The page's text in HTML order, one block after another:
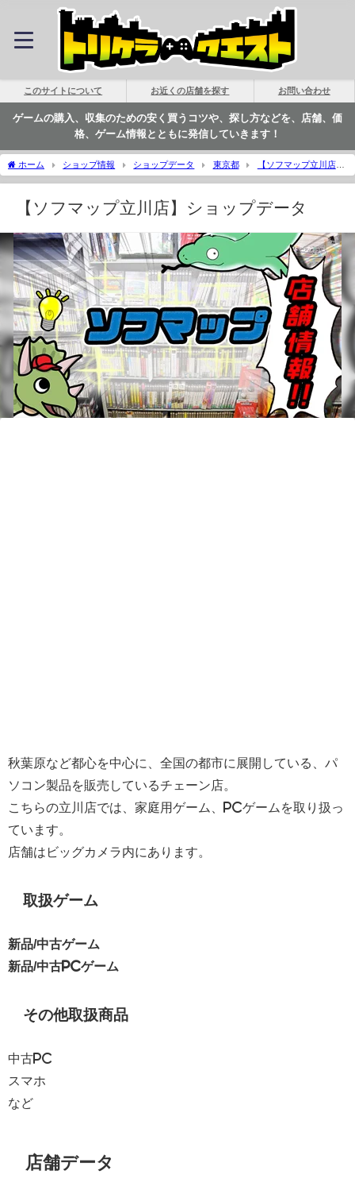
このサイトについて お近くの店舗を探す お問い合わせ
ゲームの購入、収集のための安く買うコツや、探し方などを、店舗、価
格、ゲーム情報とともに発信していきます！
ホーム ショップ情報 ショップデータ 東京都
【ソフマップ立川店】
ショップデータ | トリケラクエスト
【ソフマップ立川店】ショップデータ
秋葉原など都心を中心に、全国の都市に展開している、パ
ソコン製品を販売しているチェーン店。
こちらの立川店では、家庭用ゲーム、PCゲームを取り扱っ
ています。
店舗はビッグカメラ内にあります。
取扱ゲーム
新品/中古ゲーム
新品/中古PCゲーム
その他取扱商品
中古PC
スマホ
など
店舗データ